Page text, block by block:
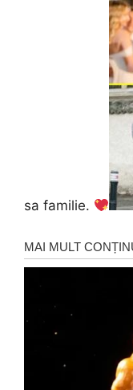
sa familie.